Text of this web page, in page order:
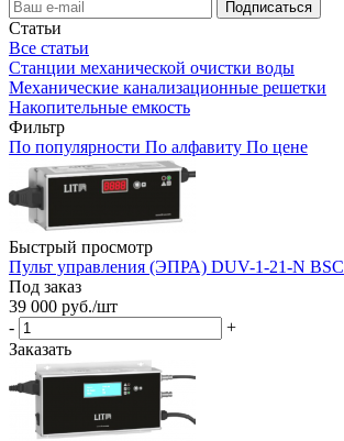
Статьи
Все статьи
Станции механической очистки воды
Механические канализационные решетки
Накопительные емкость
Фильтр
По популярности По алфавиту По цене
Быстрый просмотр
Пульт управления (ЭПРА) DUV-1-21-N BSC
Под заказ
39 000 руб./шт
-
+
Заказать